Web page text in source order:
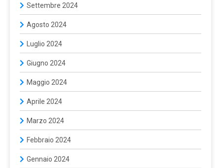
Settembre 2024
Agosto 2024
Luglio 2024
Giugno 2024
Maggio 2024
Aprile 2024
Marzo 2024
Febbraio 2024
Gennaio 2024